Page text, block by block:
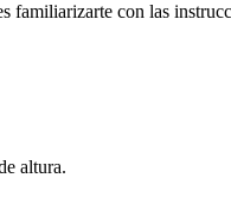
familiarizarte con las
altura.